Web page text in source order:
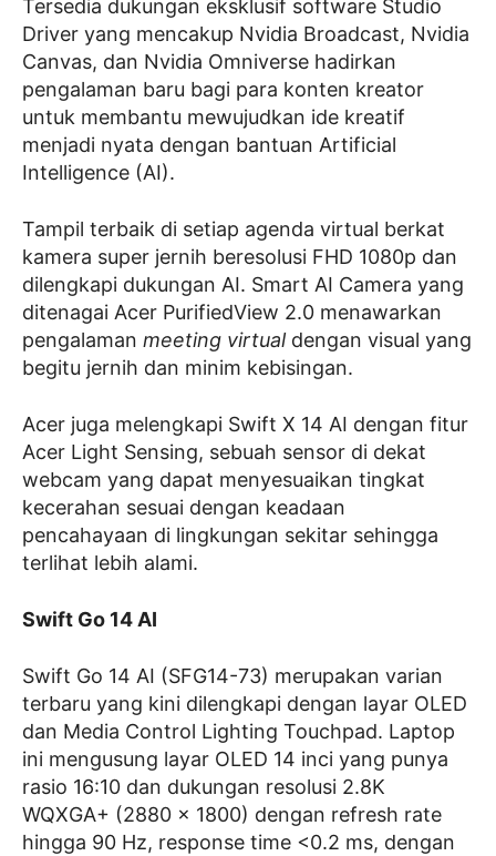
Tersedia dukungan eksklusif software Studio
Driver yang mencakup Nvidia Broadcast, Nvidia
Canvas, dan Nvidia Omniverse hadirkan
pengalaman baru bagi para konten kreator
untuk membantu mewujudkan ide kreatif
menjadi nyata dengan bantuan Artificial
Intelligence (AI).
Tampil terbaik di setiap agenda virtual berkat
kamera super jernih beresolusi FHD 1080p dan
dilengkapi dukungan AI. Smart AI Camera yang
ditenagai Acer PurifiedView 2.0 menawarkan
pengalaman meeting virtual dengan visual yang
begitu jernih dan minim kebisingan.
Acer juga melengkapi Swift X 14 AI dengan fitur
Acer Light Sensing, sebuah sensor di dekat
webcam yang dapat menyesuaikan tingkat
kecerahan sesuai dengan keadaan
pencahayaan di lingkungan sekitar sehingga
terlihat lebih alami.
Swift Go 14 AI
Swift Go 14 AI (SFG14-73) merupakan varian
terbaru yang kini dilengkapi dengan layar OLED
dan Media Control Lighting Touchpad. Laptop
ini mengusung layar OLED 14 inci yang punya
rasio 16:10 dan dukungan resolusi 2.8K
WQXGA+ (2880 x 1800) dengan refresh rate
hingga 90 Hz, response time <0.2 ms, dengan